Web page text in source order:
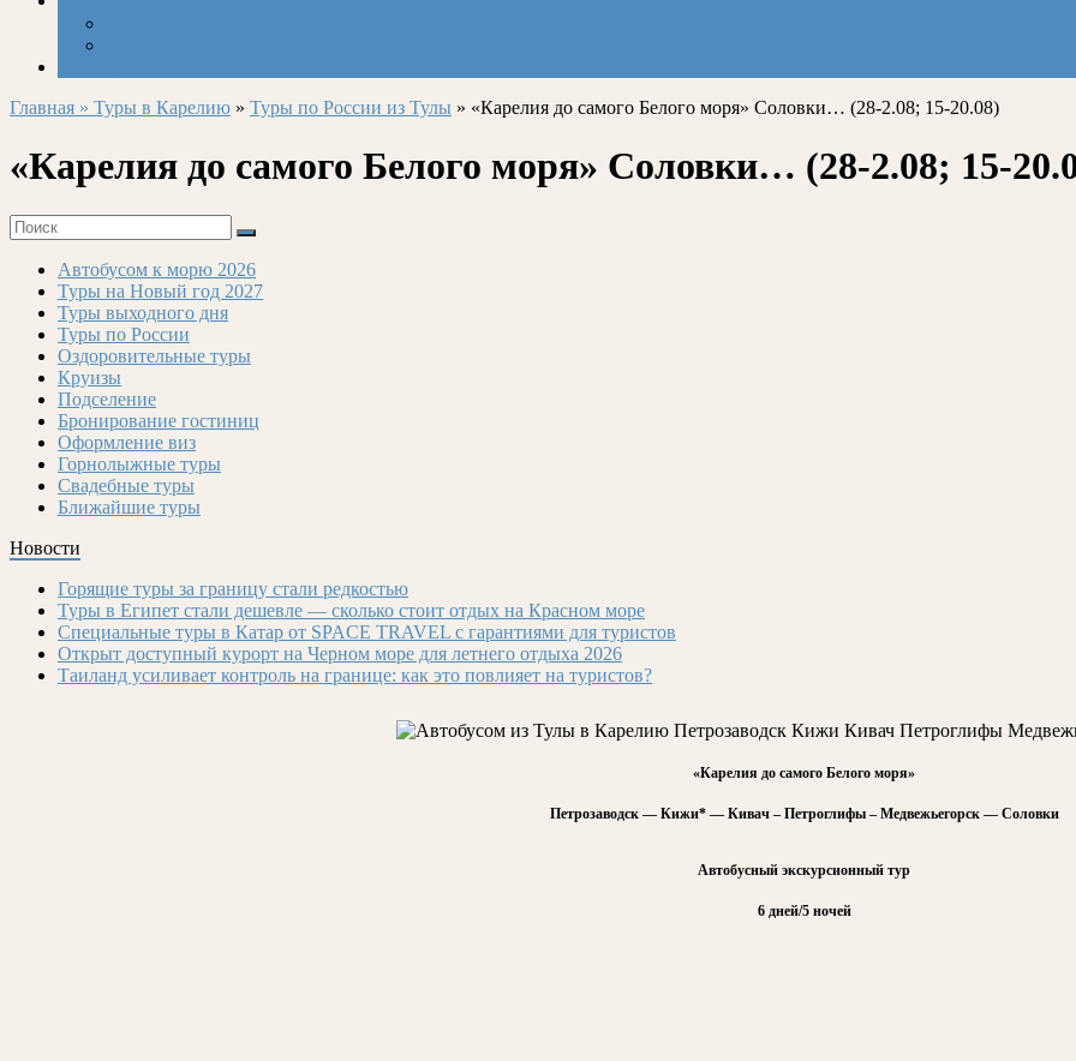
Главная » Туры в Карелию » Туры по России из Тулы » «Карелия до самого Белого моря» Соловки… (28-2.08; 15-20.08)
«Карелия до самого Белого моря» Соловки… (28-2.08; 15-
Автобусом к морю 2026
Туры на Новый год 2027
Туры выходного дня
Туры по России
Оздоровительные туры
Круизы
Подселение
Бронирование гостиниц
Оформление виз
Горнолыжные туры
Свадебные туры
Ближайшие туры
Новости
Горящие туры за границу стали редкостью
Туры в Египет стали дешевле — сколько стоит отдых на Красном море
Специальные туры в Катар от SPACE TRAVEL с гарантиями для туристов
Открыт доступный курорт на Черном море для летнего отдыха 2026
Таиланд усиливает контроль на границе: как это повлияет на туристов?
«Карелия до самого Белого моря»
Петрозаводск — Кижи* — Кивач – Петроглифы – Медвежьегорск — Соловки
Автобусный экскурсионный тур
6 дней/5 ночей